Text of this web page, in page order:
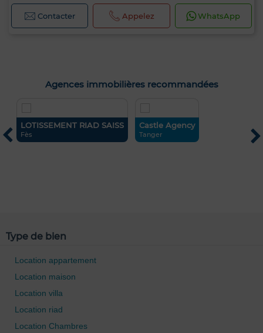
Contacter Appelez WhatsApp
Agences immobilières recommandées
LOTISSEMENT RIAD SAISS
Fès
Castle Agency
Tanger
Type de bien
Location appartement
Location maison
Location villa
Location riad
Location Chambres